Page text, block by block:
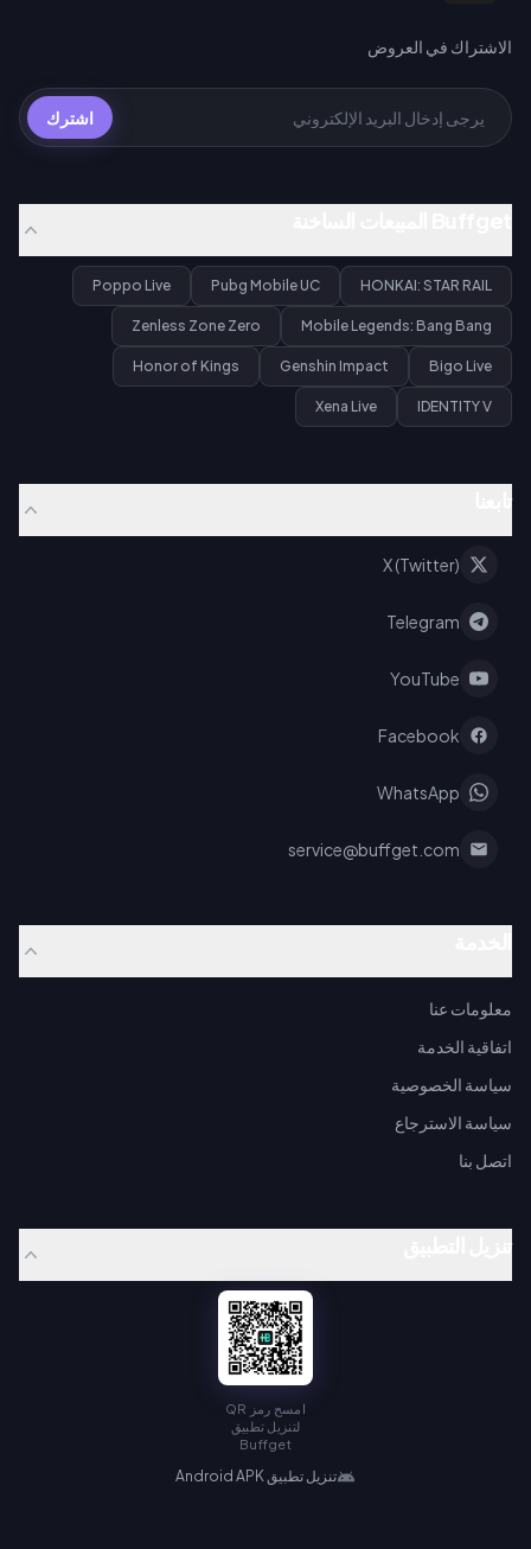
الاشتراك في العروض
اشترك
HONKAI: STAR RAIL
Pubg Mobile UC
Poppo Live
Mobile Legends: Bang Bang
Zenless Zone Zero
Bigo Live
Genshin Impact
Honor of Kings
IDENTITY V
Xena Live
X (Twitter)
Telegram
YouTube
Facebook
WhatsApp
service@buffget.com
معلومات عنا
اتفاقية الخدمة
سياسة الخصوصية
سياسة الاسترجاع
اتصل بنا
امسح رمز QR
لتنزيل تطبيق
Buffget
تنزيل تطبيق Android APK